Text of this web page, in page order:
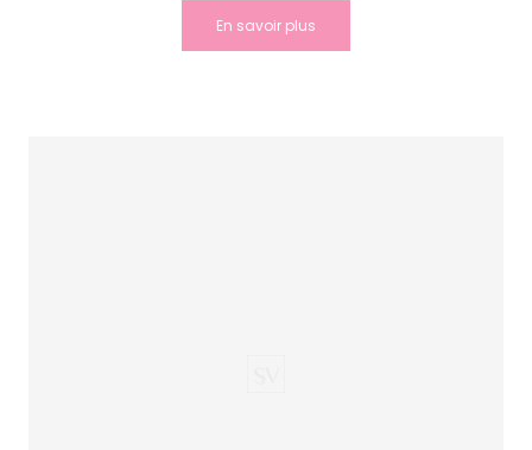
En savoir plus